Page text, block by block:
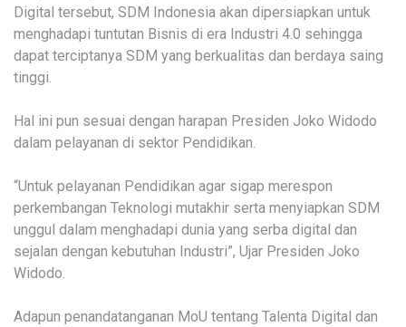
Digital tersebut, SDM Indonesia akan dipersiapkan untuk
menghadapi tuntutan Bisnis di era Industri 4.0 sehingga
dapat terciptanya SDM yang berkualitas dan berdaya saing
tinggi.
Hal ini pun sesuai dengan harapan Presiden Joko Widodo
dalam pelayanan di sektor Pendidikan.
“Untuk pelayanan Pendidikan agar sigap merespon
perkembangan Teknologi mutakhir serta menyiapkan SDM
unggul dalam menghadapi dunia yang serba digital dan
sejalan dengan kebutuhan Industri”, Ujar Presiden Joko
Widodo.
Adapun penandatanganan MoU tentang Talenta Digital dan